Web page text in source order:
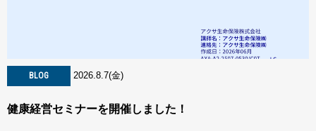
BLOG 2026.8.7(金)
健康経営セミナーを開催しました！